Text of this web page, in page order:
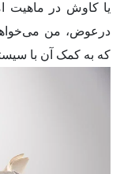
یا کاوش در ماهیت
درعوض، من
که به کمک آن با